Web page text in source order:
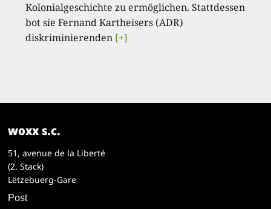
Kolonialgeschichte zu ermöglichen. Stattdessen
bot sie Fernand Kartheisers (ADR)
diskriminierenden [+]
woxx s.c.
51, avenue de la Liberté
(2. Stack)
Lëtzebuerg-Gare
Post